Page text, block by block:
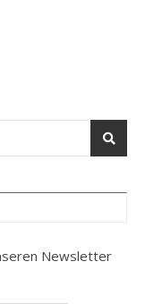
Newsletter